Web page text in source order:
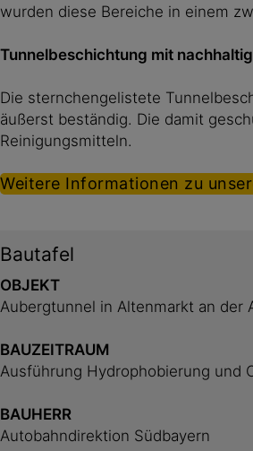
wurden diese Bereiche in einem
Tunnelbeschichtung mit
Die sternchengelistete
äußerst beständig. Die damit
Reinigungsmitteln.
Weitere Informationen zu
Bautafel
OBJEKT
Aubergtunnel in Altenmarkt an der
BAUZEITRAUM
Ausführung Hydrophobierung und
BAUHERR
Autobahndirektion Südbayern